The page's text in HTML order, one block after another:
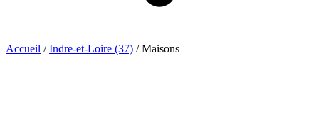
Accueil / Indre-et-Loire (37) / Maisons